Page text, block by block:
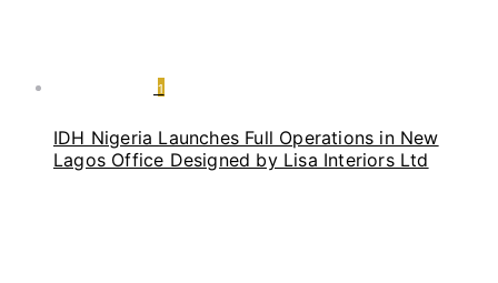
1
IDH Nigeria Launches Full Operations in New
Lagos Office Designed by Lisa Interiors Ltd